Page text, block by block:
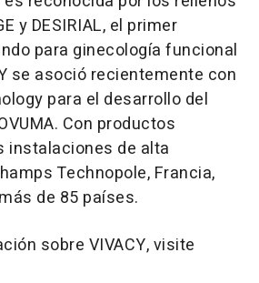
y DESIRIAL, el primer
para ginecología funcional
se asoció recientemente con
para el desarrollo del
Con productos
instalaciones de alta
Technopole, Francia,
de 85 países.
sobre VIVACY, visite